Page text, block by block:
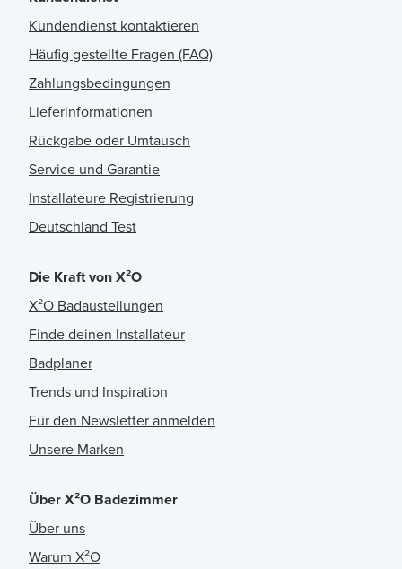
Kundendienst kontaktieren
Häufig gestellte Fragen (FAQ)
Zahlungsbedingungen
Lieferinformationen
Rückgabe oder Umtausch
Service und Garantie
Installateure Registrierung
Deutschland Test
Die Kraft von X²O
X²O Badaustellungen
Finde deinen Installateur
Badplaner
Trends und Inspiration
Für den Newsletter anmelden
Unsere Marken
Über X²O Badezimmer
Über uns
Warum X²O